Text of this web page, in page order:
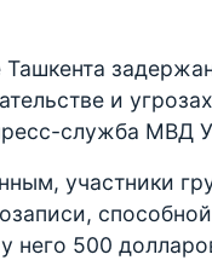
и
служба МВД
участники
него 500